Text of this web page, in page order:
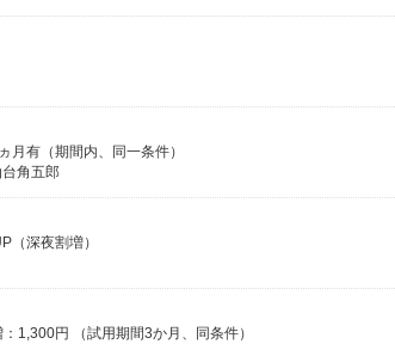
有（期間内、同一条件）
角五郎
深夜割増）
円 （試用期間3か月、同条件）